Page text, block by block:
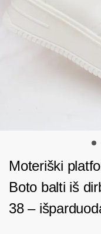
Moteriški
Boto balti iš
38 –